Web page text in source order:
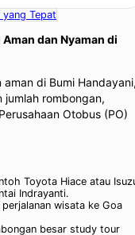
yang Tepat
dan Nyaman di
di Bumi
jumlah rombongan,
Otobus (PO)
Toyota Hiace atau
Indrayanti.
wisata ke Goa
besar study tour